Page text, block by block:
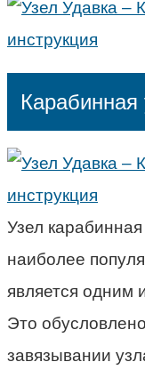
Карабинная
Узел
наиболее
является одним
Это
завязывании